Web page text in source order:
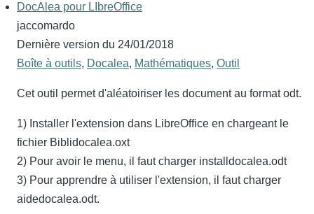
DocAlea pour LIbreOffice
jaccomardo
Dernière version du 24/01/2018
Boîte à outils, Docalea, Mathématiques, Outil
Cet outil permet d'aléatoiriser les document au format odt.
1) Installer l'extension dans LibreOffice en chargeant le
fichier Biblidocalea.oxt
2) Pour avoir le menu, il faut charger installdocalea.odt
3) Pour apprendre à utiliser l'extension, il faut charger
aidedocalea.odt.